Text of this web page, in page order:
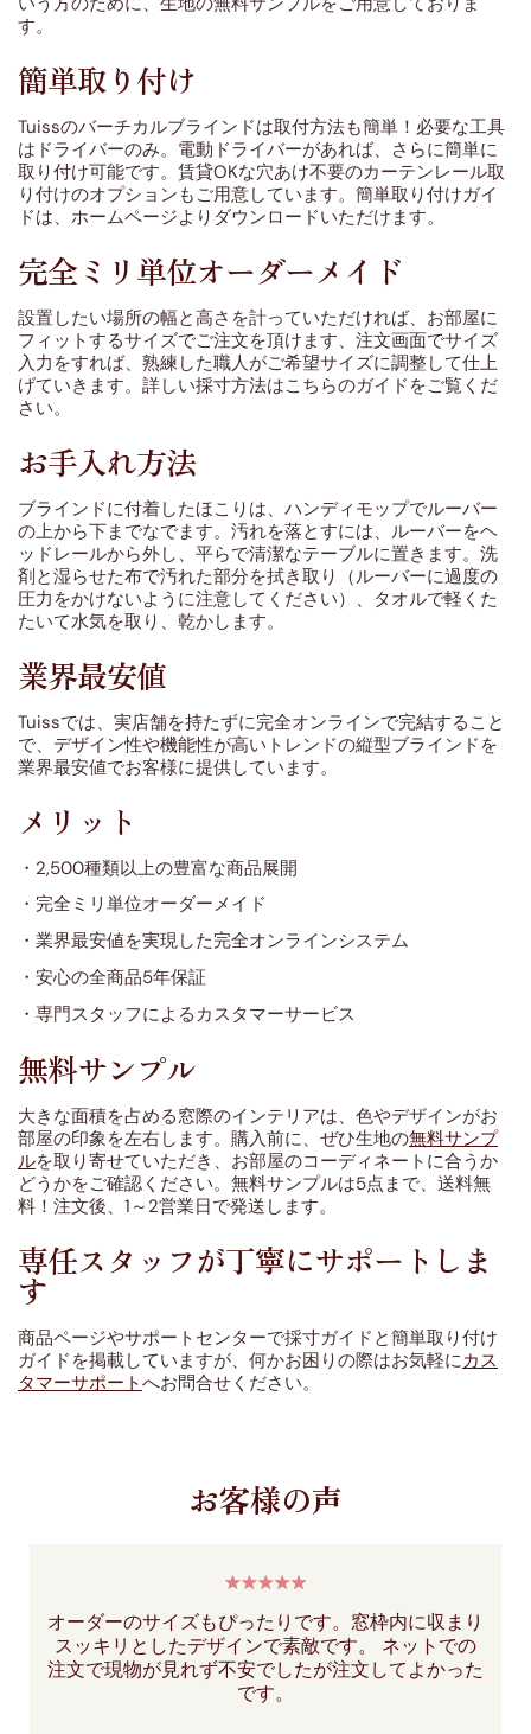
す。
簡単取り付け
Tuissのバーチカルブラインドは取付方法も簡単！必要な工具
はドライバーのみ。電動ドライバーがあれば、さらに簡単に
取り付け可能です。賃貸OKな穴あけ不要のカーテンレール取
り付けのオプションもご用意しています。簡単取り付けガイ
ドは、ホームページよりダウンロードいただけます。
完全ミリ単位オーダーメイド
設置したい場所の幅と高さを計っていただければ、お部屋に
フィットするサイズでご注文を頂けます、注文画面でサイズ
入力をすれば、熟練した職人がご希望サイズに調整して仕上
げていきます。詳しい採寸方法はこちらのガイドをご覧くだ
さい。
お手入れ方法
ブラインドに付着したほこりは、ハンディモップでルーバー
の上から下までなでます。汚れを落とすには、ルーバーをヘ
ッドレールから外し、平らで清潔なテーブルに置きます。洗
剤と湿らせた布で汚れた部分を拭き取り（ルーバーに過度の
圧力をかけないように注意してください）、タオルで軽くた
たいて水気を取り、乾かします。
業界最安値
Tuissでは、実店舗を持たずに完全オンラインで完結すること
で、デザイン性や機能性が高いトレンドの縦型ブラインドを
業界最安値でお客様に提供しています。
メリット
・2,500種類以上の豊富な商品展開
・完全ミリ単位オーダーメイド
・業界最安値を実現した完全オンラインシステム
・安心の全商品5年保証
・専門スタッフによるカスタマーサービス
無料サンプル
大きな面積を占める窓際のインテリアは、色やデザインがお
部屋の印象を左右します。購入前に、ぜひ生地の無料サンプ
ルを取り寄せていただき、お部屋のコーディネートに合うか
どうかをご確認ください。無料サンプルは5点まで、送料無
料！注文後、1～2営業日で発送します。
専任スタッフが丁寧にサポートしま
す
商品ページやサポートセンターで採寸ガイドと簡単取り付け
ガイドを掲載していますが、何かお困りの際はお気軽にカス
タマーサポートへお問合せください。
お客様の声
オーダーのサイズもぴったりです。窓枠内に収まり
スッキリとしたデザインで素敵です。 ネットでの
注文で現物が見れず不安でしたが注文してよかった
です。